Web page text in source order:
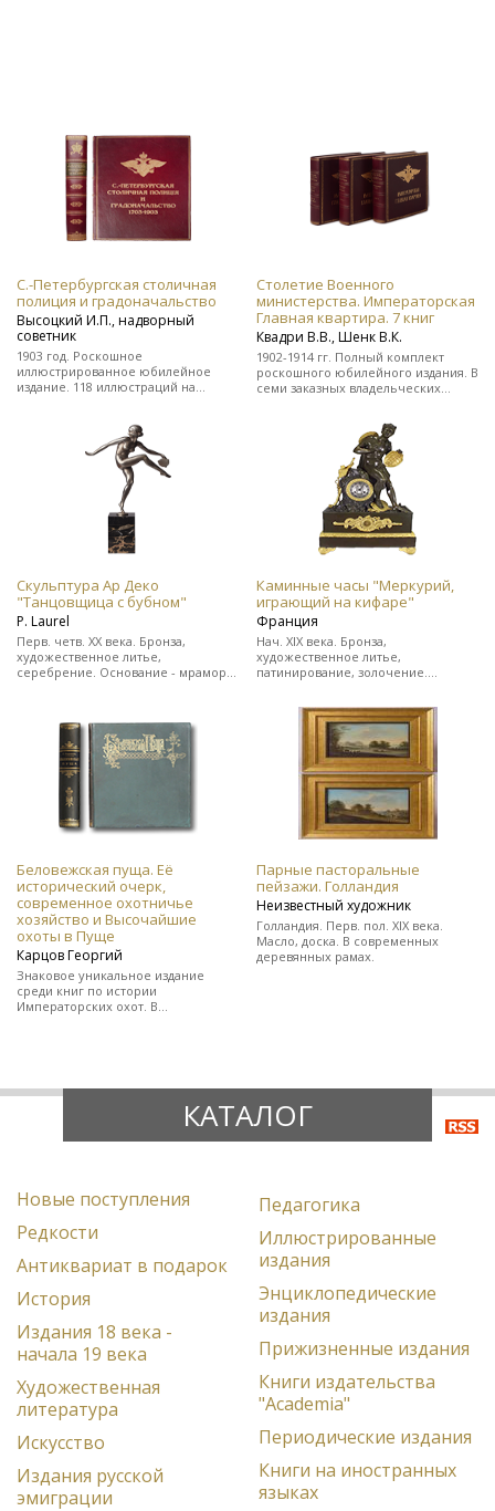
С.-Петербургская столичная
полиция и градоначальство
Высоцкий И.П., надворный
советник
1903 год. Роскошное
иллюстрированное юбилейное
издание. 118 иллюстраций на
цельнокожаном переплете.
Столетие Военного
министерства. Императорская
Главная квартира. 7 книг
Квадри В.В., Шенк В.К.
1902-1914 гг. Полный комплект
роскошного юбилейного издания. В
семи заказных владельческих
Скульптура Ар Деко
"Танцовщица с бубном"
Р. Laurel
Перв. четв. ХХ века. Бронза,
художественное литье,
серебрение. Основание - мрамор.
мастерской.
Каминные часы "Меркурий,
играющий на кифаре"
Франция
Нач. XIX века. Бронза,
художественное литье,
патинирование, золочение.
В прекрасном состоянии.
Беловежская пуща. Её
исторический очерк,
современное охотничье
хозяйство и Высочайшие
охоты в Пуще
Карцов Георгий
Знаковое уникальное издание
среди книг по истории
Императорских охот. В
Парные пасторальные
пейзажи. Голландия
Неизвестный художник
Голландия. Перв. пол. XIX века.
Масло, доска. В современных
деревянных рамах.
КАТАЛОГ
Новые поступления
Редкости
Антиквариат в подарок
История
Издания 18 века -
начала 19 века
Художественная
литература
Искусство
Издания русской
эмиграции
Педагогика
Иллюстрированные
издания
Энциклопедические
издания
Прижизненные издания
Книги издательства
"Academia"
Периодические издания
Книги на иностранных
языках